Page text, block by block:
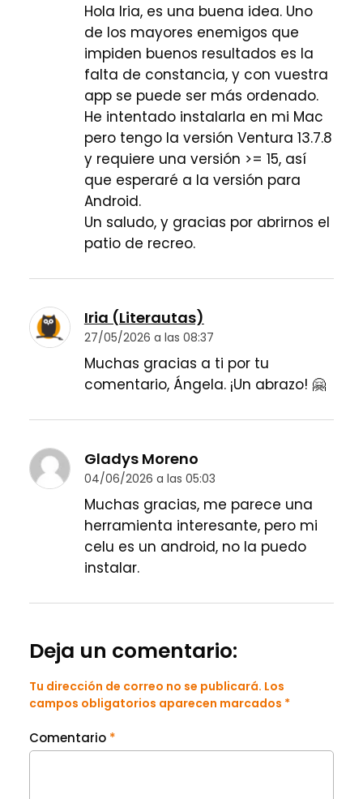
Hola Iria, es una buena idea. Uno
de los mayores enemigos que
impiden buenos resultados es la
falta de constancia, y con vuestra
app se puede ser más ordenado.
He intentado instalarla en mi Mac
pero tengo la versión Ventura 13.7.8
y requiere una versión >= 15, así
que esperaré a la versión para
Android.
Un saludo, y gracias por abrirnos el
patio de recreo.
Iria (Literautas)
27/05/2026 a las 08:37
Muchas gracias a ti por tu
comentario, Ángela. ¡Un abrazo! 🤗
Gladys Moreno
04/06/2026 a las 05:03
Muchas gracias, me parece una
herramienta interesante, pero mi
celu es un android, no la puedo
instalar.
Deja un comentario:
Tu dirección de correo no se publicará. Los
campos obligatorios aparecen marcados *
Comentario *